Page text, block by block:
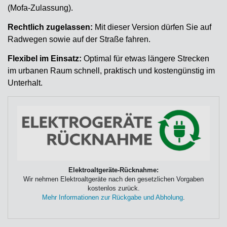
(Mofa-Zulassung).
Rechtlich zugelassen: Mit dieser Version dürfen Sie auf
Radwegen sowie auf der Straße fahren.
Flexibel im Einsatz: Optimal für etwas längere Strecken
im urbanen Raum schnell, praktisch und kostengünstig im
Unterhalt.
Elektroaltgeräte-Rücknahme:
Wir nehmen Elektroaltgeräte nach den gesetzlichen Vorgaben
kostenlos zurück.
Mehr Informationen zur Rückgabe und Abholung.